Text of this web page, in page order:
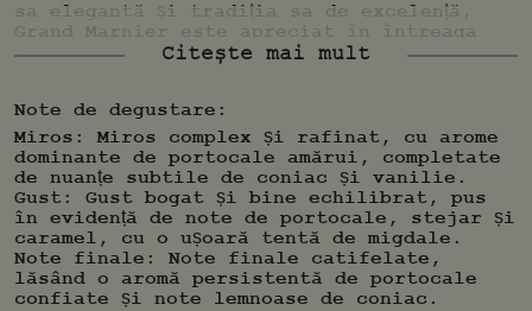
sa elegantă și tradiția sa de excelență,
lume pentru versatilitatea sa în
Citește mai mult
Note de degustare:
Miros: Miros complex și rafinat, cu arome
dominante de portocale amărui, completate
de nuanțe subtile de coniac și vanilie.
Gust: Gust bogat și bine echilibrat, pus
în evidență de note de portocale, stejar și
caramel, cu o ușoară tentă de migdale.
Note finale: Note finale catifelate,
lăsând o aromă persistentă de portocale
confiate și note lemnoase de coniac.